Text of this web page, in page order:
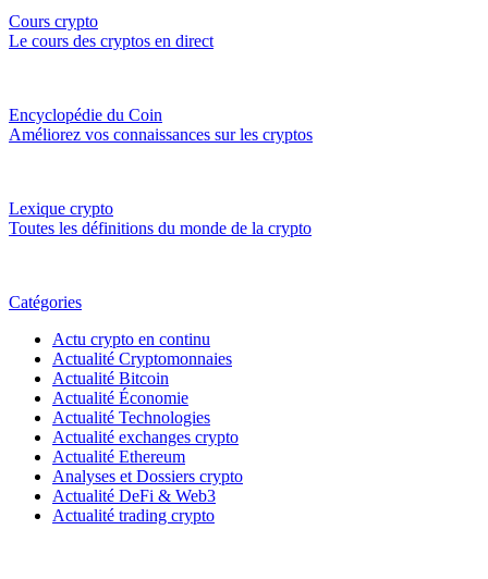
Cours crypto
Le cours des cryptos en direct
Encyclopédie du Coin
Améliorez vos connaissances sur les cryptos
Lexique crypto
Toutes les définitions du monde de la crypto
Catégories
Actu crypto en continu
Actualité Cryptomonnaies
Actualité Bitcoin
Actualité Économie
Actualité Technologies
Actualité exchanges crypto
Actualité Ethereum
Analyses et Dossiers crypto
Actualité DeFi & Web3
Actualité trading crypto